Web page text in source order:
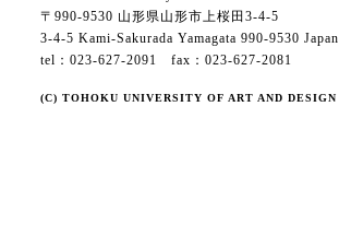
〒990-9530 山形県山形市上桜田3-4-5
3-4-5 Kami-Sakurada Yamagata 990-9530 Japan
tel：023-627-2091 fax：023-627-2081
(C) TOHOKU UNIVERSITY OF ART AND DESIGN